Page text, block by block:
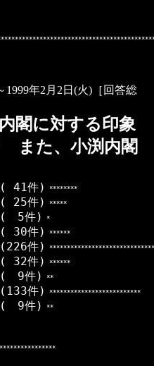
年2月2日(火)［回答総
閣に対する印象
また、小渕内閣
41件) ********
25件) *****
5件) *
30件) ******
件)
32件) ******
9件) **
件) **************************
9件) **
****************